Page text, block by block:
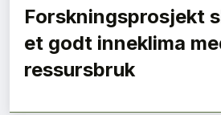
Forskningsprosjekt
et godt inneklima
ressursbruk